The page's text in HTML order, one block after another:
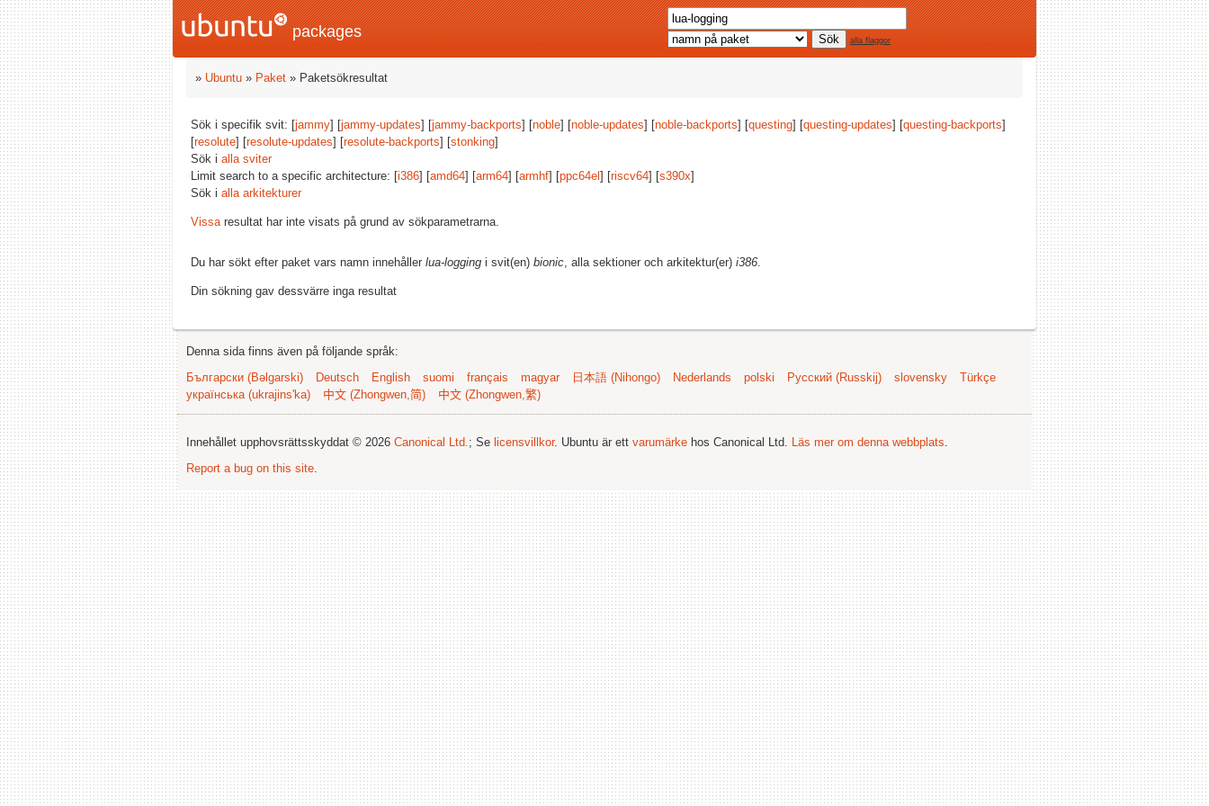
packages alla flaggor
» Ubuntu » Paket » Paketsökresultat
Sök i specifik svit: [jammy] [jammy-updates] [jammy-backports] [noble] [noble-updates] [noble-backports] [questing] [questing-updates] [questing-backports]
[resolute] [resolute-updates] [resolute-backports] [stonking]
Sök i alla sviter
Limit search to a specific architecture: [i386] [amd64] [arm64] [armhf] [ppc64el ] [riscv64] [s390x]
Sök i alla arkitekturer
Vissaresultat har inte visats på grund av sökparametrarna.
Du har sökt efter paket vars namn innehåller lua-logging i svit(en) bionic, alla sektioner och arkitektur(er) i386.
Din sökning gav dessvärre inga resultat
Denna sida finns även på följande språk:
Български (Bəlgarski)
Deutsch English suomi français magyar 日本語 (Nihongo) Nederlands polski Русский (Russkij) slovensky
Türkçe
українська (ukrajins'ka)
中文 (Zhongwen,简) 中文 (Zhongwen,繁)
Innehållet upphovsrättsskyddat © 2026 Canonical Ltd.; Se licensvillkor. Ubuntu är ett varumärke hos Canonical Ltd. Läs mer om denna webbplats.
Report a bug on this site.